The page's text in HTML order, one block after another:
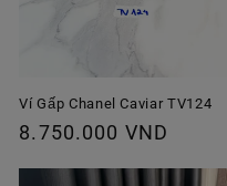
Ví Gấp Chanel Caviar TV124
Giá
8.750.000 VND